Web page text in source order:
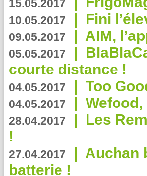
15.05.2017
10.05.2017 | Fini
09.05.2017 | AIM,
05.05.2017 |
courte distance !
04.05.2017 | Too
04.05.2017 |
28.04.2017 | Les
!
27.04.2017 | Auchan
batterie !